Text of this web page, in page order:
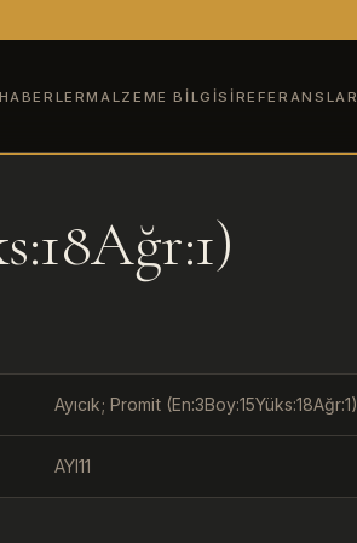
HABERLERMALZEME BILGISI REFERANSLAR
Ayıcık; Promit (En:3Boy:15Yüks:18Ağr:1)
AYI11